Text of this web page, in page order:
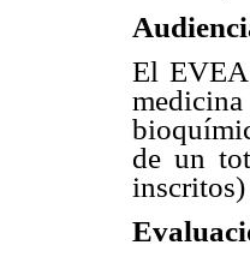
El
de un